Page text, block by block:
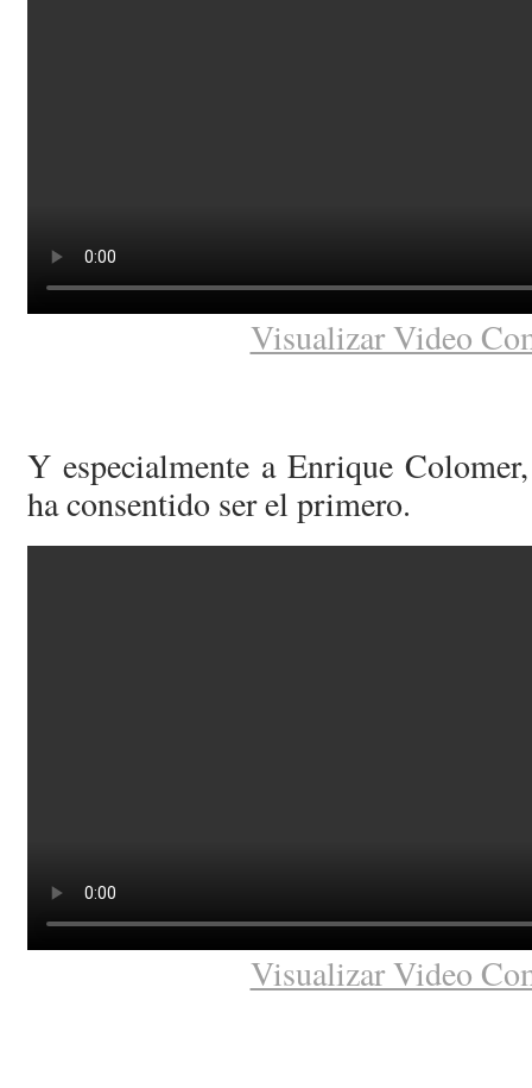
Visualizar Video
Y especialmente a Enrique
ha consentido ser el primero.
Visualizar Video